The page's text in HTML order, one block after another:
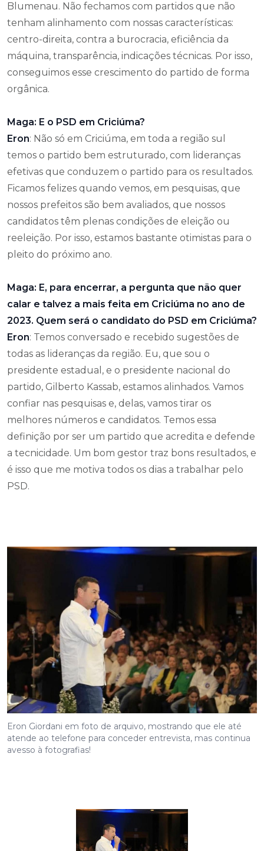
Blumenau. Não fechamos com partidos que não
tenham alinhamento com nossas características:
centro-direita, contra a burocracia, eficiência da
máquina, transparência, indicações técnicas. Por isso,
conseguimos esse crescimento do partido de forma
orgânica.
Maga: E o PSD em Criciúma?
Eron: Não só em Criciúma, em toda a região sul
temos o partido bem estruturado, com lideranças
efetivas que conduzem o partido para os resultados.
Ficamos felizes quando vemos, em pesquisas, que
nossos prefeitos são bem avaliados, que nossos
candidatos têm plenas condições de eleição ou
reeleição. Por isso, estamos bastante otimistas para o
pleito do próximo ano.
Maga: E, para encerrar, a pergunta que não quer
calar e talvez a mais feita em Criciúma no ano de
2023. Quem será o candidato do PSD em Criciúma?
Eron: Temos conversado e recebido sugestões de
todas as lideranças da região. Eu, que sou o
presidente estadual, e o presidente nacional do
partido, Gilberto Kassab, estamos alinhados. Vamos
confiar nas pesquisas e, delas, vamos tirar os
melhores números e candidatos. Temos essa
definição por ser um partido que acredita e defende
a tecnicidade. Um bom gestor traz bons resultados, e
é isso que me motiva todos os dias a trabalhar pelo
PSD.
Eron Giordani em foto de arquivo, mostrando que ele até
atende ao telefone para conceder entrevista, mas continua
avesso à fotografias!